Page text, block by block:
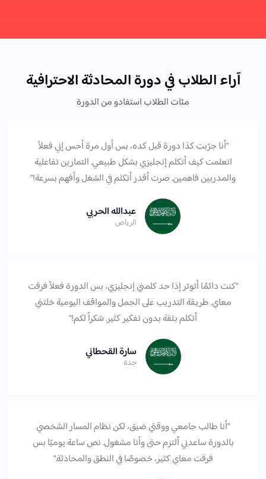
آراء الطلاب في دورة المحادثة الاحترافية
مئات الطلاب استفادو من الدورة
"أنا جرّبت كذا دورة قبل كده، بس أول مرة أحس إني فعلاً
اتعلمت كيف أتكلم إنجليزي بشكل طبيعي. التمارين تفاعلية
والمدربين فاهمين. صرت أقدر أتكلم في الشغل وأفهم بسرعة!"
عبدالله الحربي
الرياض
"كنت دائمًا أتوتر إذا حد كلمني إنجليزي، بس الدورة فعلاً فرقت
معاي. طريقة التدريب على الجمل والمواقف اليومية خلتني
أتكلم بثقة بدون تفكير كثير. شكراً لكم!"
سارة القحطاني
جدة
"أنا طالب جامعي ووقتي ضيق، لكن نظام المسار الشخصي
بالدورة ساعدني ألتزم حتى وأنا مشغول. نص ساعة يوميًا بس
فرقت معاي كثير، خصوصًا في النطق والمحادثة."